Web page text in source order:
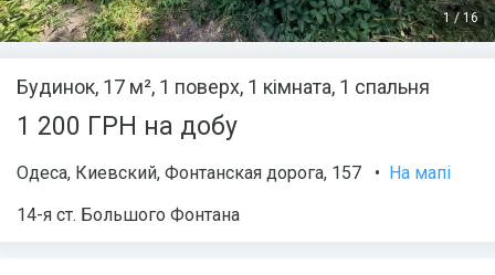
1 /16
Будинок, 17 м², 1 поверх, 1 кімната, 1 спальня
1 200 ГРН на добу
Одеса, Киевский, Фонтанская дорога, 157 • На мапі
14-я ст. Большого Фонтана